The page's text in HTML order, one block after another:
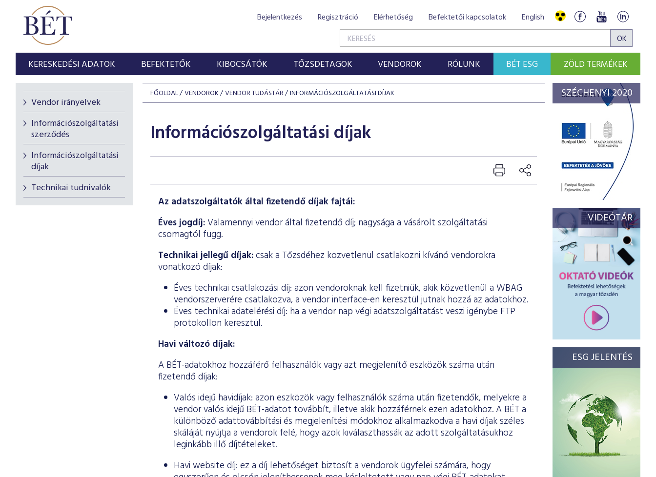
Bejelentkezés Regisztráció Elérhetőség Befektetői kapcsolatok English
KERESKEDÉSI ADATOK BEFEKTETŐK KIBOCSÁTÓK TŐZSDETAGOK VENDOROK RÓLUNK BÉT ESG ZÖLD TERMÉKEK
Vendor irányelvek
Információszolgáltatási
szerződés
Információszolgáltatási
díjak
Technikai tudnivalók
FŐOLDAL VENDOROK VENDOR TUDÁSTÁR INFORMÁCIÓSZOLGÁLTATÁSI DÍJAK
Információszolgáltatási díjak
Az adatszolgáltatók által fizetendő díjak fajtái:
Éves jogdíj: Valamennyi vendor által fizetendő díj; nagysága a vásárolt szolgáltatási
csomagtól függ.
Technikai jellegű díjak:csak a Tőzsdéhez közvetlenül csatlakozni kívánó vendorokra
vonatkozó díjak:
Éves technikai csatlakozási díj: azon vendoroknak kell fizetniük, akik közvetlenül a WBAG
vendorszerverére csatlakozva, a vendor interface-en keresztül jutnak hozzá az adatokhoz.
Éves technikai adatelérési díj: ha a vendor nap végi adatszolgáltatást veszi igénybe FTP
protokollon keresztül.
Havi változó díjak:
A BÉT-adatokhoz hozzáférő felhasználók vagy azt megjelenítő eszközök száma után
fizetendő díjak:
Valós idejű havidíjak: azon eszközök vagy felhasználók száma után fizetendők, melyekre a
vendor valós idejű BÉT-adatot továbbít, illetve akik hozzáférnek ezen adatokhoz. A BÉT a
különböző adattovábbítási és megjelenítési módokhoz alkalmazkodva a havi díjak széles
skáláját nyújtja a vendorok felé, hogy azok kiválaszthassák az adott szolgáltatásukhoz
leginkább illő díjtételeket.
Havi website díj: ez a díj lehetőséget biztosít a vendorok ügyfelei számára, hogy
SZÉCHENYI 2020
VIDEÓTÁR
ESG JELENTÉS